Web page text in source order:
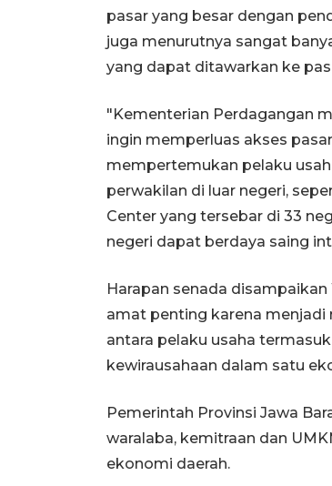
pasar yang besar dengan
juga menurutnya sangat
yang dapat ditawarkan ke
"Kementerian Perdagangan
ingin memperluas akses
mempertemukan pelaku
perwakilan di luar negeri,
Center yang tersebar di 33
negeri dapat berdaya saing
Harapan senada
amat penting karena menjadi
antara pelaku usaha
kewirausahaan dalam satu
Pemerintah Provinsi Jawa
waralaba, kemitraan dan
ekonomi daerah.